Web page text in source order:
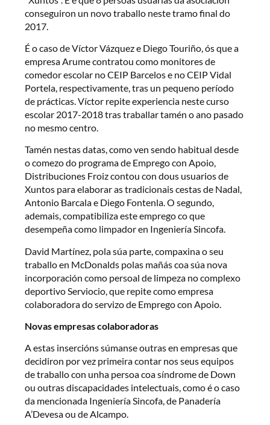
conseguiron un novo traballo neste tramo final do
2017.
É o caso de Víctor Vázquez e Diego Touriño, ós que a
empresa Arume contratou como monitores de
comedor escolar no CEIP Barcelos e no CEIP Vidal
Portela, respectivamente, tras un pequeno período
de prácticas. Víctor repite experiencia neste curso
escolar 2017-2018 tras traballar tamén o ano pasado
no mesmo centro.
Tamén nestas datas, como ven sendo habitual desde
o comezo do programa de Emprego con Apoio,
Distribuciones Froiz contou con dous usuarios de
Xuntos para elaborar as tradicionais cestas de Nadal,
Antonio Barcala e Diego Fontenla. O segundo,
ademais, compatibiliza este emprego co que
desempeña como limpador en Ingeniería Sincofa.
David Martínez, pola súa parte, compaxina o seu
traballo en McDonalds polas mañás coa súa nova
incorporación como persoal de limpeza no complexo
deportivo Serviocio, que repite como empresa
colaboradora do servizo de Emprego con Apoio.
Novas empresas colaboradoras
A estas insercións súmanse outras en empresas que
decidiron por vez primeira contar nos seus equipos
de traballo con unha persoa coa síndrome de Down
ou outras discapacidades intelectuais, como é o caso
da mencionada Ingeniería Sincofa, de Panadería
A’Devesa ou de Alcampo.